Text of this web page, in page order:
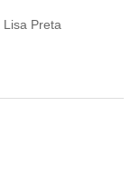
Preta